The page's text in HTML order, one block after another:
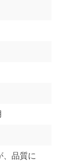
、品質に